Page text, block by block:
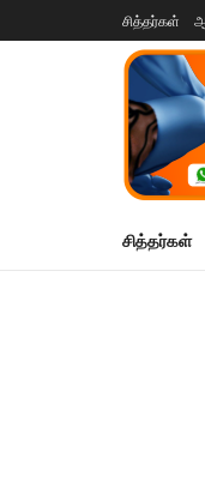
சித்தர்கள்
சித்தர்கள்